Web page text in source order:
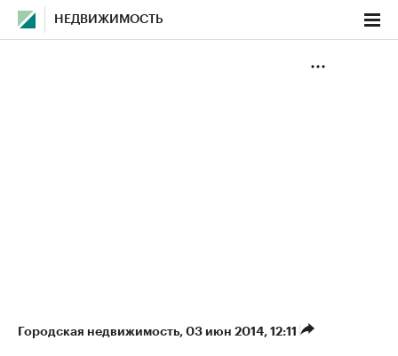
НЕДВИЖИМОСТЬ
Городская недвижимость⁠, 03 июн 2014, 12:11